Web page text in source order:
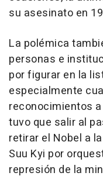
su asesinato en
La polémica
personas e
por figurar en la
especialmente
reconocimientos
tuvo que salir al
retirar el Nobel a
Suu Kyi por
represión de la